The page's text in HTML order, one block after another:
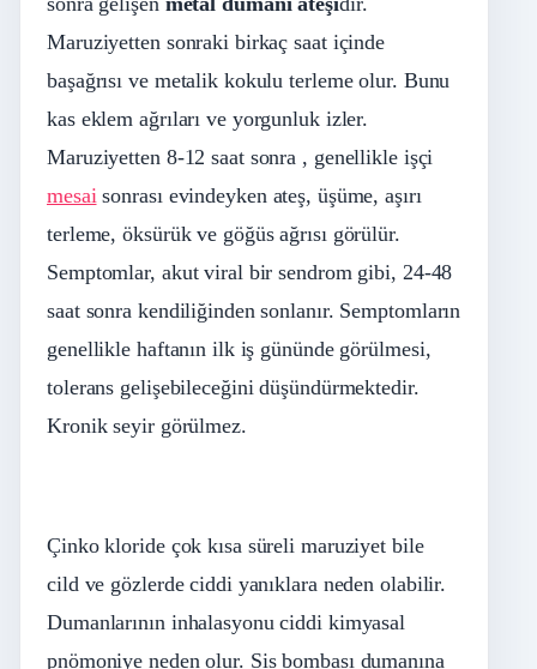
Maruziyetten sonraki birkaç saat içinde
başağrısı ve metalik kokulu terleme olur. Bunu
kas eklem ağrıları ve yorgunluk izler.
Maruziyetten 8-12 saat sonra , genellikle işçi
mesaisonrası evindeyken ateş, üşüme, aşırı
terleme, öksürük ve göğüs ağrısı görülür.
Semptomlar, akut viral bir sendrom gibi, 24-48
saat sonra kendiliğinden sonlanır. Semptomların
genellikle haftanın ilk iş gününde görülmesi,
tolerans gelişebileceğini düşündürmektedir.
Kronik seyir görülmez.
Çinko kloride çok kısa süreli maruziyet bile
cild ve gözlerde ciddi yanıklara neden olabilir.
Dumanlarının inhalasyonu ciddi kimyasal
pnömoniye neden olur. Sis bombası dumanına